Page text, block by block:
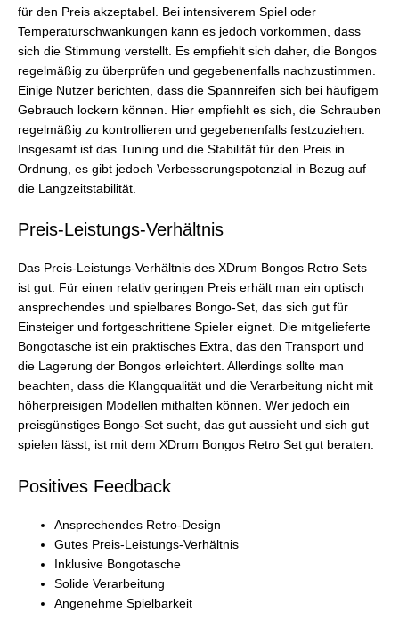
für den Preis akzeptabel. Bei intensiverem Spiel oder
Temperaturschwankungen kann es jedoch vorkommen, dass
sich die Stimmung verstellt. Es empfiehlt sich daher, die Bongos
regelmäßig zu überprüfen und gegebenenfalls nachzustimmen.
Einige Nutzer berichten, dass die Spannreifen sich bei häufigem
Gebrauch lockern können. Hier empfiehlt es sich, die Schrauben
regelmäßig zu kontrollieren und gegebenenfalls festzuziehen.
Insgesamt ist das Tuning und die Stabilität für den Preis in
Ordnung, es gibt jedoch Verbesserungspotenzial in Bezug auf
die Langzeitstabilität.
Preis-Leistungs-Verhältnis
Das Preis-Leistungs-Verhältnis des XDrum Bongos Retro Sets
ist gut. Für einen relativ geringen Preis erhält man ein optisch
ansprechendes und spielbares Bongo-Set, das sich gut für
Einsteiger und fortgeschrittene Spieler eignet. Die mitgelieferte
Bongotasche ist ein praktisches Extra, das den Transport und
die Lagerung der Bongos erleichtert. Allerdings sollte man
beachten, dass die Klangqualität und die Verarbeitung nicht mit
höherpreisigen Modellen mithalten können. Wer jedoch ein
preisgünstiges Bongo-Set sucht, das gut aussieht und sich gut
spielen lässt, ist mit dem XDrum Bongos Retro Set gut beraten.
Positives Feedback
Ansprechendes Retro-Design
Gutes Preis-Leistungs-Verhältnis
Inklusive Bongotasche
Solide Verarbeitung
Angenehme Spielbarkeit